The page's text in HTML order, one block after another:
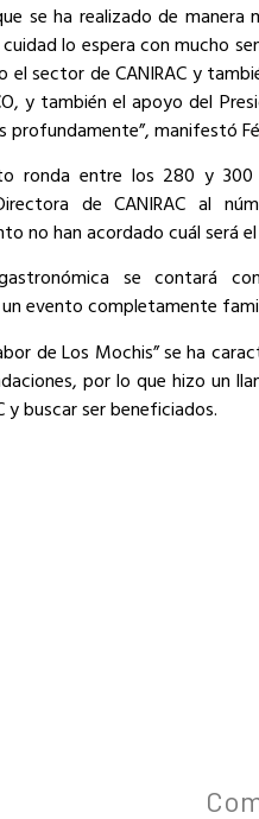
se ha realizado de manera
lo espera con mucho
el sector de CANIRAC y
y también el apoyo del
profundamente”, manifestó
ronda entre los 280 y 300
de CANIRAC al
no han acordado cuál será
se contará
evento completamente
de Los Mochis” se ha
por lo que hizo un
y buscar ser beneficiados.